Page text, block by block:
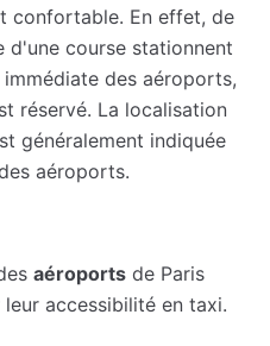
confortable. En effet, de
d'une course stationnent
des aéroports,
réservé. La localisation
généralement indiquée
aéroports.
aéroports de Paris
accessibilité en taxi.